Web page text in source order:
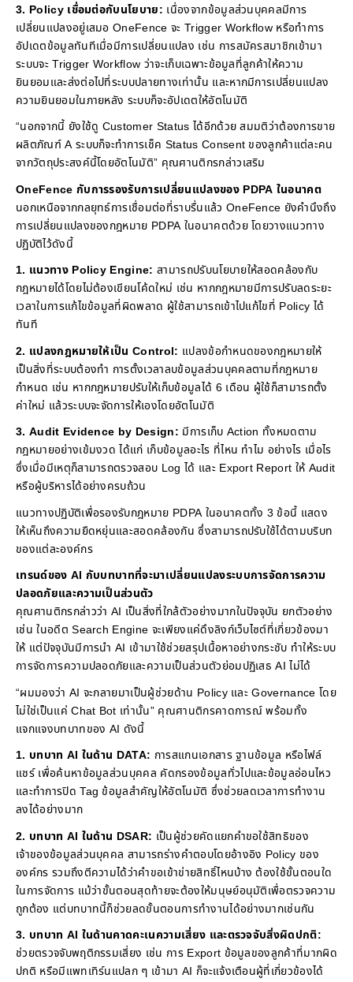
3. Policy เชื่อมต่อกับนโยบาย: เนื่องจากข้อมูลส่วนบุคคลมีการ
เปลี่ยนแปลงอยู่เสมอ OneFence จะ Trigger Workflow หรือทำการ
อัปเดตข้อมูลทันทีเมื่อมีการเปลี่ยนแปลง เช่น การสมัครสมาชิกเข้ามา
ระบบจะ Trigger Workflow ว่าจะเก็บเฉพาะข้อมูลที่ลูกค้าให้ความ
ยินยอมและส่งต่อไปที่ระบบปลายทางเท่านั้น และหากมีการเปลี่ยนแปลง
ความยินยอมในภายหลัง ระบบก็จะอัปเดตให้อัตโนมัติ
“นอกจากนี้ ยังใช้ดู Customer Status ได้อีกด้วย สมมติว่าต้องการขาย
ผลิตภัณฑ์ A ระบบก็จะทำการเช็ค Status Consent ของลูกค้าแต่ละคน
จากวัตถุประสงค์นี้โดยอัตโนมัติ” คุณศานติกรกล่าวเสริม
OneFence กับการรองรับการเปลี่ยนแปลงของ PDPA ในอนาคต
นอกเหนือจากกลยุทธ์การเชื่อมต่อที่ราบรื่นแล้ว OneFence ยังคำนึงถึง
การเปลี่ยนแปลงของกฎหมาย PDPA ในอนาคตด้วย โดยวางแนวทาง
ปฏิบัติไว้ดังนี้
1. แนวทาง Policy Engine: สามารถปรับนโยบายให้สอดคล้องกับ
กฎหมายได้โดยไม่ต้องเขียนโค้ดใหม่ เช่น หากกฎหมายมีการปรับลดระยะ
เวลาในการแก้ไขข้อมูลที่ผิดพลาด ผู้ใช้สามารถเข้าไปแก้ไขที่ Policy ได้
ทันที
2. แปลงกฎหมายให้เป็น Control: แปลงข้อกำหนดของกฎหมายให้
เป็นสิ่งที่ระบบต้องทำ การตั้งเวลาลบข้อมูลส่วนบุคคลตามที่กฎหมาย
กำหนด เช่น หากกฎหมายปรับให้เก็บข้อมูลได้ 6 เดือน ผู้ใช้ก็สามารถตั้ง
ค่าใหม่ แล้วระบบจะจัดการให้เองโดยอัตโนมัติ
3. Audit Evidence by Design: มีการเก็บ Action ทั้งหมดตาม
กฎหมายอย่างเข้มงวด ได้แก่ เก็บข้อมูลอะไร ที่ไหน ทำไม อย่างไร เมื่อไร
ซึ่งเมื่อมีเหตุก็สามารถตรวจสอบ Log ได้ และ Export Report ให้ Audit
หรือผู้บริหารได้อย่างครบถ้วน
แนวทางปฏิบัติเพื่อรองรับกฎหมาย PDPA ในอนาคตทั้ง 3 ข้อนี้ แสดง
ให้เห็นถึงความยืดหยุ่นและสอดคล้องกัน ซึ่งสามารถปรับใช้ได้ตามบริบท
ของแต่ละองค์กร
เทรนด์ของ AI กับบทบาทที่จะมาเปลี่ยนแปลงระบบการจัดการความ
ปลอดภัยและความเป็นส่วนตัว
คุณศานติกรกล่าวว่า AI เป็นสิ่งที่ใกล้ตัวอย่างมากในปัจจุบัน ยกตัวอย่าง
เช่น ในอดีต Search Engine จะเพียงแค่ดึงลิงก์เว็บไซต์ที่เกี่ยวข้องมา
ให้ แต่ปัจจุบันมีการนำ AI เข้ามาใช้ช่วยสรุปเนื้อหาอย่างกระชับ ทำให้ระบบ
การจัดการความปลอดภัยและความเป็นส่วนตัวย่อมปฏิเสธ AI ไม่ได้
“ผมมองว่า AI จะกลายมาเป็นผู้ช่วยด้าน Policy และ Governance โดย
ไม่ใช่เป็นแค่ Chat Bot เท่านั้น” คุณศานติกรคาดการณ์ พร้อมทั้ง
แจกแจงบทบาทของ AI ดังนี้
1. บทบาท AI ในด้าน DATA: การสแกนเอกสาร ฐานข้อมูล หรือไฟล์
แชร์ เพื่อค้นหาข้อมูลส่วนบุคคล คัดกรองข้อมูลทั่วไปและข้อมูลอ่อนไหว
และทำการปิด Tag ข้อมูลสำคัญให้อัตโนมัติ ซึ่งช่วยลดเวลาการทำงาน
ลงได้อย่างมาก
2. บทบาท AI ในด้าน DSAR: เป็นผู้ช่วยคัดแยกคำขอใช้สิทธิของ
เจ้าของข้อมูลส่วนบุคคล สามารถร่างคำตอบโดยอ้างอิง Policy ของ
องค์กร รวมถึงตีความได้ว่าคำขอเข้าข่ายสิทธิ์ไหนบ้าง ต้องใช้ขั้นตอนใด
ในการจัดการ แม้ว่าขั้นตอนสุดท้ายจะต้องให้มนุษย์อนุมัติเพื่อตรวจความ
ถูกต้อง แต่บทบาทนี้ก็ช่วยลดขั้นตอนการทำงานได้อย่างมากเช่นกัน
3. บทบาท AI ในด้านคาดคะเนความเสี่ยง และตรวจจับสิ่งผิดปกติ:
ช่วยตรวจจับพฤติกรรมเสี่ยง เช่น การ Export ข้อมูลของลูกค้าที่มากผิด
ปกติ หรือมีแพทเทิร์นแปลก ๆ เข้ามา AI ก็จะแจ้งเตือนผู้ที่เกี่ยวข้องได้